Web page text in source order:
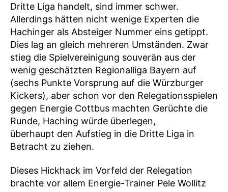
Dritte Liga handelt, sind immer schwer.
Allerdings hätten nicht wenige Experten die
Hachinger als Absteiger Nummer eins getippt.
Dies lag an gleich mehreren Umständen. Zwar
stieg die Spielvereinigung souverän aus der
wenig geschätzten Regionalliga Bayern auf
(sechs Punkte Vorsprung auf die Würzburger
Kickers), aber schon vor den Relegationsspielen
gegen Energie Cottbus machten Gerüchte die
Runde, Haching würde überlegen,
überhaupt den Aufstieg in die Dritte Liga in
Betracht zu ziehen.
Dieses Hickhack im Vorfeld der Relegation
brachte vor allem Energie-Trainer Pele Wollitz